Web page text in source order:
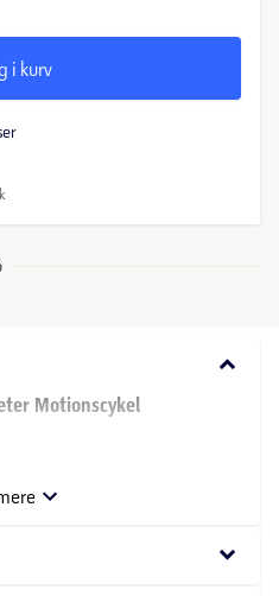
i kurv
keyboard_arrow_down
Motionscykel
præcis belastningsstyring,
keyboard_arrow_down